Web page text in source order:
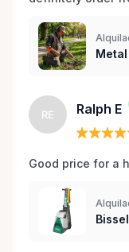
RE Ralph E
Good price for a